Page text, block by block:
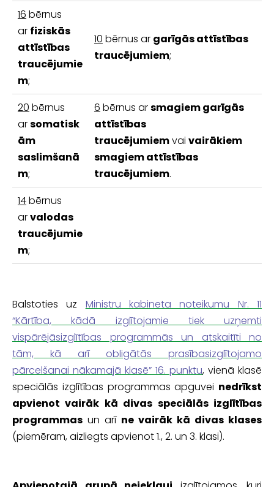
16 bērnus
ar fiziskās
attīstības
traucējumie
m;
10 bērnus ar garīgās attīstības
traucējumiem;
20 bērnus
arsomatisk
ām
saslimšanā
m;
6 bērnus arsmagiem garīgās
attīstības
traucējumiemvai vairākiem
smagiem attīstības
traucējumiem.
14bērnus
arvalodas
traucējumie
m;
Balstoties uz Ministru kabineta noteikumu Nr. 11
“Kārtība, kādā izglītojamie tiek uzņemti
vispārējāsizglītības programmās un atskaitīti no
tām, kā arī obligātās prasībasizglītojamo
pārcelšanai nākamajā klasē” 16. punktu, vienā klasē
speciālās izglītības programmas apguvei nedrīkst
apvienot vairāk kā divas speciālās izglītības
programmas un arī ne vairāk kā divas klases
(piemēram, aizliegts apvienot 1., 2. un 3. klasi).